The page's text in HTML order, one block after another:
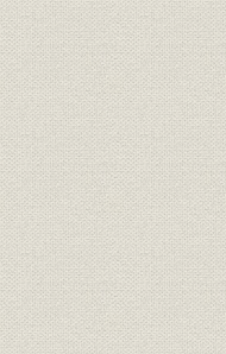
第八編 海南島
一、 海南島事業所概
附記、 海南島エピ
二、 死線を越えた
三、 海南島事業所の
本文記事関連年表
主要人名索引
編集後記